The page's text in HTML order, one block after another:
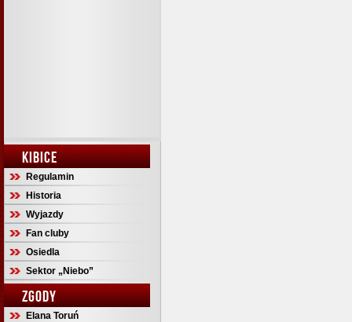
KIBICE
Regulamin
Historia
Wyjazdy
Fan cluby
Osiedla
Sektor „Niebo”
ZGODY
Elana Toruń